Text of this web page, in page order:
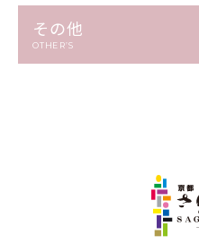
その他
OTHER’S